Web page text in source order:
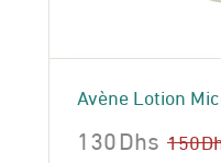
Avène Lotion
150
130Dhs